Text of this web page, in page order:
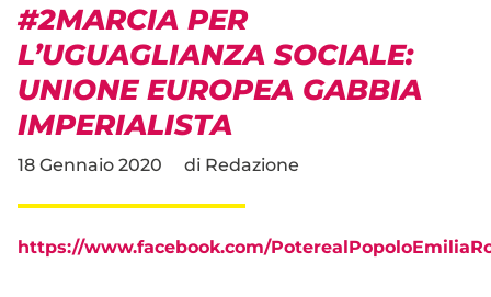
#2MARCIA PER
L’UGUAGLIANZA SOCIALE:
UNIONE EUROPEA GABBIA
IMPERIALISTA
18 Gennaio 2020 di Redazione
https://www.facebook.com/